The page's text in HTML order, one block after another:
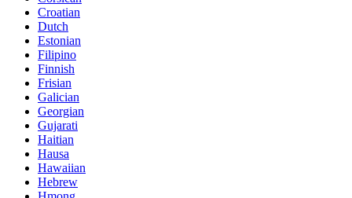
Croatian
Dutch
Estonian
Filipino
Finnish
Frisian
Galician
Georgian
Gujarati
Haitian
Hausa
Hawaiian
Hebrew